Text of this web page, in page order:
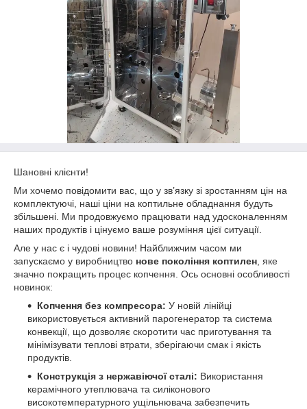
Шановні клієнти!
Ми хочемо повідомити вас, що у зв’язку зі зростанням цін на
комплектуючі, наші ціни на коптильне обладнання будуть
збільшені. Ми продовжуємо працювати над удосконаленням
наших продуктів і цінуємо ваше розуміння цієї ситуації.
Але у нас є і чудові новини! Найближчим часом ми
запускаємо у виробництво нове покоління коптилен , яке
значно покращить процес копчення. Ось основні особливості
новинок:
Копчення без компресора: У новій лінійці
використовується активний парогенератор та система
конвекції, що дозволяє скоротити час приготування та
мінімізувати теплові втрати, зберігаючи смак і якість
продуктів.
Конструкція з нержавіючої сталі: Використання
керамічного утеплювача та силіконового
високотемпературного ущільнювача забезпечить